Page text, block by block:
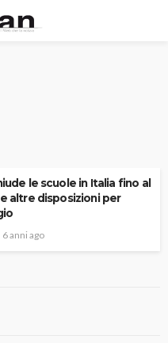
le scuole in Italia fino al
altre disposizioni per
6 anni ago